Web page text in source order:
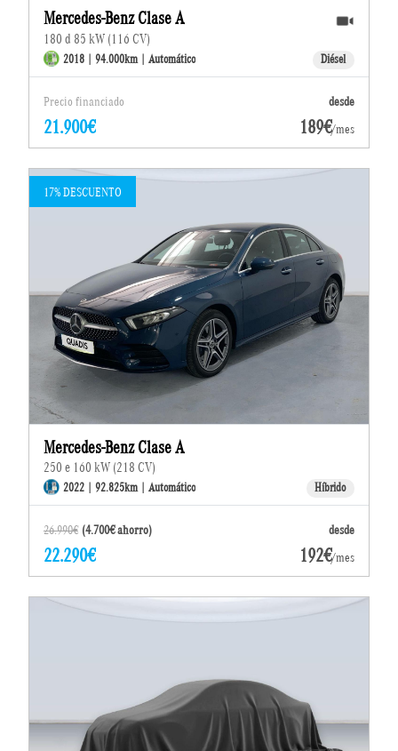
Mercedes-Benz Clase A
180 d 85 kW (116 CV)
2018 | 94.000km | Automático Diésel
Precio financiado desde
21.900€ 189€/mes
17% DESCUENTO
Mercedes-Benz Clase A
250 e 160 kW (218 CV)
2022 | 92.825km | Automático Híbrido
26.990€ (4.700€ ahorro) desde
22.290€ 192€/mes